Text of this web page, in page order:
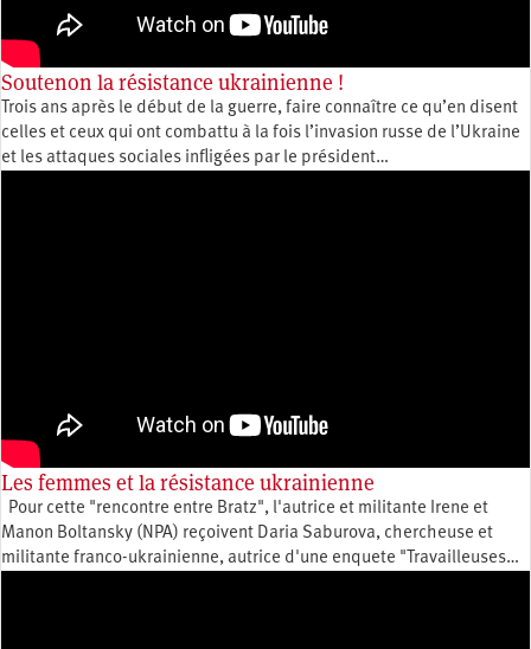
Soutenon la résistance ukrainienne !
Trois ans après le début de la guerre, faire connaître ce qu’en disent
celles et ceux qui ont combattu à la fois l’invasion russe de l’Ukraine
et les attaques sociales infligées par le président…
Les femmes et la résistance ukrainienne
Pour cette "rencontre entre Bratz", l'autrice et militante Irene et
Manon Boltansky (NPA) reçoivent Daria Saburova, chercheuse et
militante franco-ukrainienne, autrice d'une enquete "Travailleuses…